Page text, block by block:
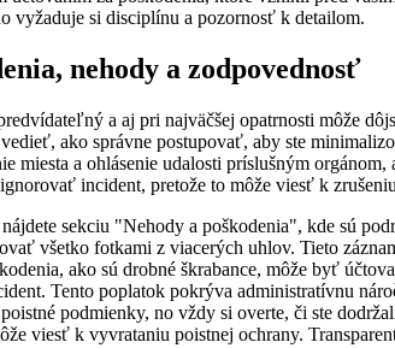
vyžaduje si disciplínu a pozornosť k detailom.
nehody a zodpovednosť
a aj pri najväčšej opatrnosti môže
ako správne postupovať, aby ste
miesta a ohlásenie udalosti príslušným
incident, pretože to môže viesť k
sekciu "Nehody a poškodenia", kde sú
všetko fotkami z viacerých uhlov. Tieto
ako sú drobné škrabance, môže byť
Tento poplatok pokrýva administratívnu
podmienky, no vždy si overte, či ste
viesť k vyvrataniu poistnej ochrany.